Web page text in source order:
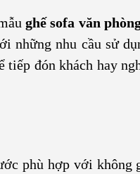
ghế sofa văn
những nhu cầu sử
tiếp đón khách hay
phù hợp với